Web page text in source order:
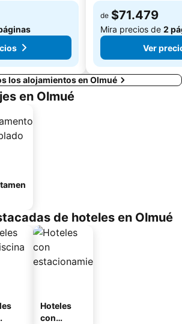
de $71.479
Mira precios de 2
Ver
los alojamientos en Olmué
en Olmué
de hoteles en Olmué
Hoteles
con